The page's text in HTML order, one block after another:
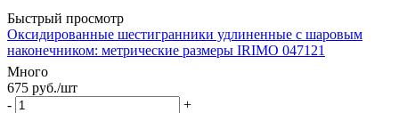
Быстрый просмотр
Оксидированные шестигранники удлиненные c шаровым
наконечником: метрические размеры IRIMO 047121
Много
675 руб./шт
-
+